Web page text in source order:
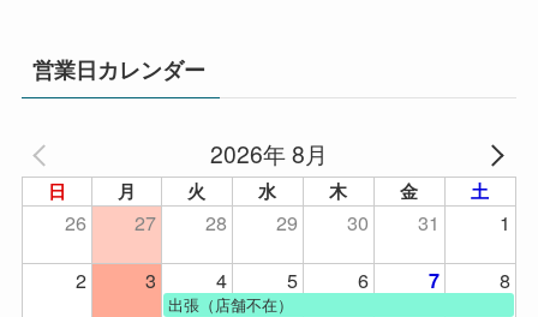
営業日カレンダー
2026年 8月
日 月 火 水 木 金 土
26 27 28 29 30 31
1
2
3 4 5 6 7 8
出張（店舗不在）